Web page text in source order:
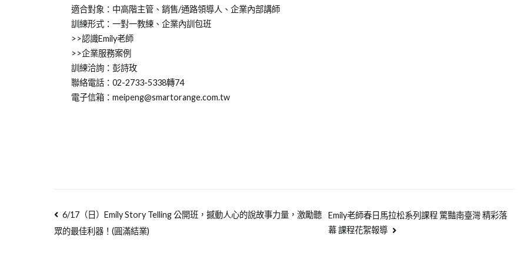
適合對象：中高階主管、銷售/通路領導人、企業內部講師
訓練形式：一對一教練、企業內訓包班
>>認識Emily老師
>>企業服務案例
訓練洽詢：彭詩玫
聯絡電話：02-2733-5338轉74
電子信箱：meipeng@smartorange.com.tw
6/17（日）Emily Story Telling 公開班，撼動人心的說故事力量，激勵聽
眾的最佳利器！(圓滿結業)
Emily老師春日馬拉松系列課程 驚豔南臺灣 精彩落
幕 課程花絮報導